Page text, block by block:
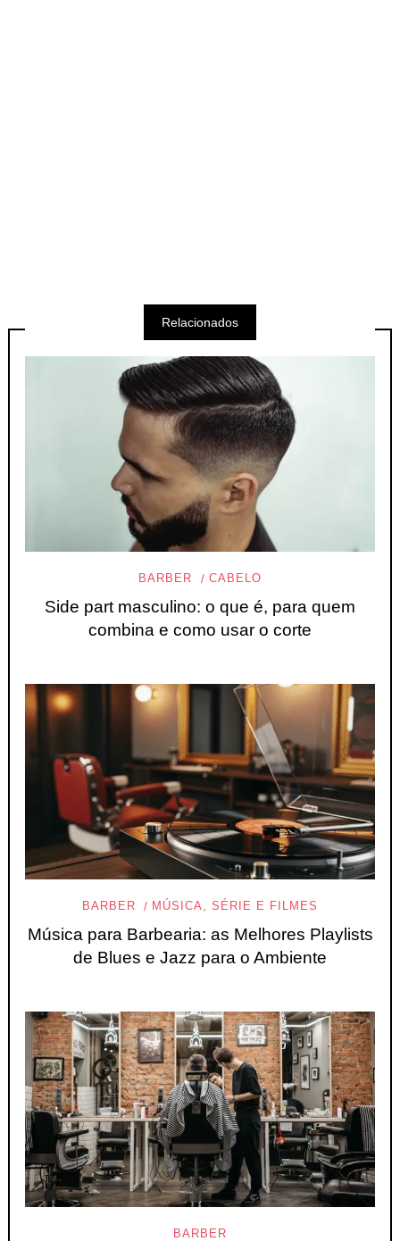
Relacionados
BARBER CABELO
Side part masculino: o que é, para quem
combina e como usar o corte
BARBER MÚSICA, SÉRIE E FILMES
Música para Barbearia: as Melhores Playlists
de Blues e Jazz para o Ambiente
BARBER